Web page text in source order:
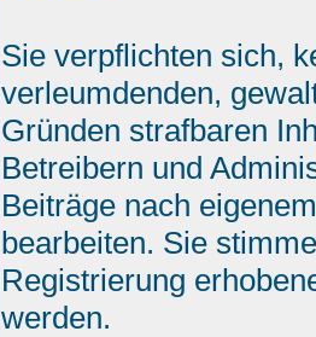
Sie verpflichten sich,
verleumdenden,
Gründen strafbaren
Betreibern und
Beiträge nach
bearbeiten. Sie
Registrierung
werden.